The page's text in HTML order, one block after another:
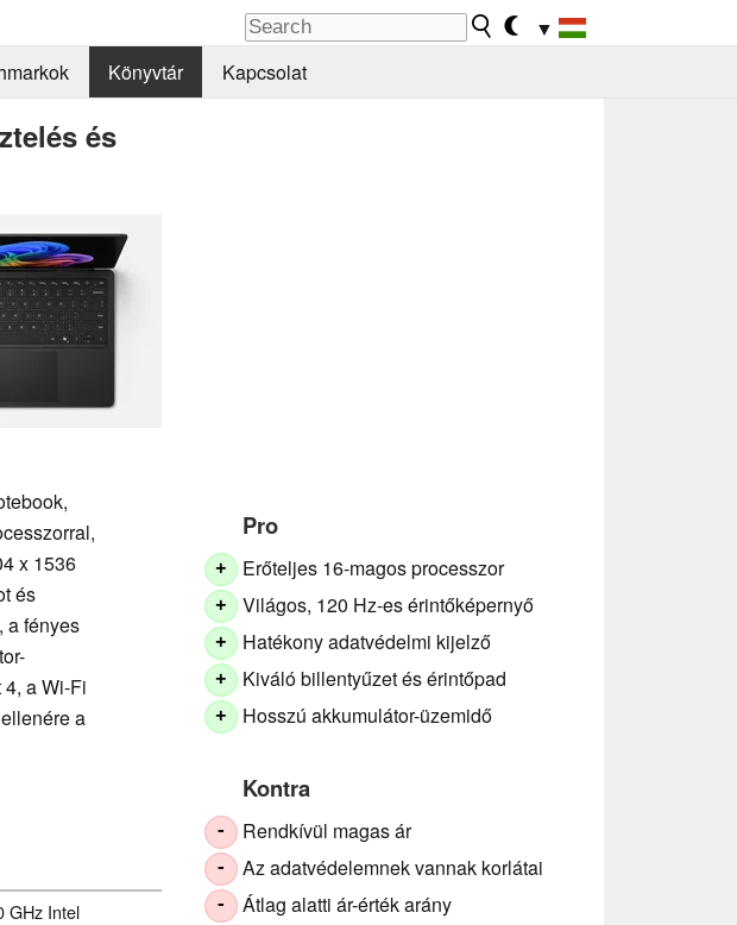
▼
Könyvtár Kapcsolat
és
Pro
+ Erőteljes 16-magos processzor
+ Világos, 120 Hz-es érintőképernyő
+ Hatékony adatvédelmi kijelző
+ Kiváló billentyűzet és érintőpad
+ Hosszú akkumulátor-üzemidő
Kontra
- Rendkívül magas ár
- Az adatvédelemnek vannak korlátai
- Átlag alatti ár-érték arány
x 1536
és
a fényes
a Wi-Fi
a
GHz Intel